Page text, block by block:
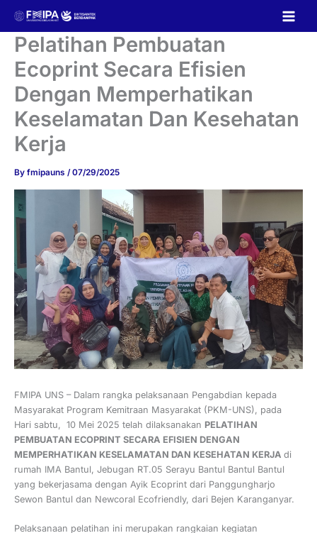
contentPelatihan Pembuatan
Ecoprint Secara Efisien
Dengan Memperhatikan
Keselamatan Dan Kesehatan
Kerja
By fmipauns /07/29/2025
FMIPA UNS – Dalam rangka pelaksanaan Pengabdian kepada
Masyarakat Program Kemitraan Masyarakat (PKM-UNS), pada
Hari sabtu, 10 Mei 2025 telah dilaksanakan PELATIHAN
PEMBUATAN ECOPRINT SECARA EFISIEN DENGAN
MEMPERHATIKAN KESELAMATAN DAN KESEHATAN KERJA di
rumah IMA Bantul, Jebugan RT.05 Serayu Bantul Bantul Bantul
yang bekerjasama dengan Ayik Ecoprint dari Panggungharjo
Sewon Bantul dan Newcoral Ecofriendly, dari Bejen Karanganyar.
Pelaksanaan pelatihan ini merupakan rangkaian kegiatan